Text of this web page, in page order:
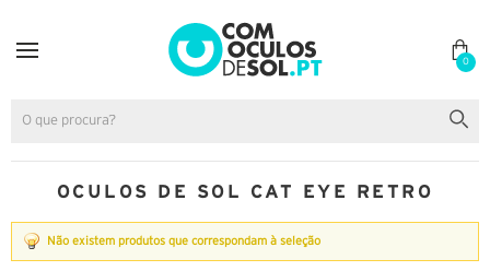
0
OCULOS DE SOL CAT EYE RETRO
Não existem produtos que correspondam à seleção